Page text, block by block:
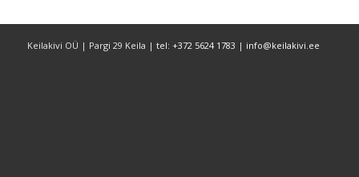
Keilakivi OÜ | Pargi 29 Keila | tel: +372 5624 1783 | info@keilakivi.ee